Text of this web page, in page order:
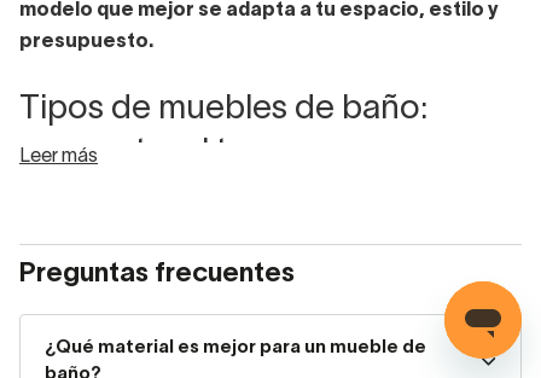
modelo que mejor se adapta a tu espacio, estilo y
presupuesto.
Tipos de muebles de baño:
encuentra el tuyo
Losmuebles suspendidos son el modelo más demandado
en reformas actuales. Al estar anclados a la pared sin tocar
el suelo,facilitan la limpieza y aportan una sensación
de amplitud
que los hace ideales para baños de cualquier
Leer más
Preguntas frecuentes
¿Qué material es mejor para un mueble de
baño?